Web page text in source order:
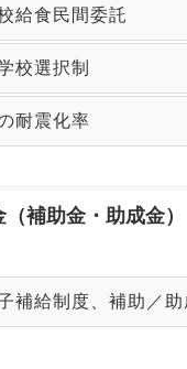
給食民間委託
校選択制
耐震化率
補助金・助成金）
補給制度、補助／